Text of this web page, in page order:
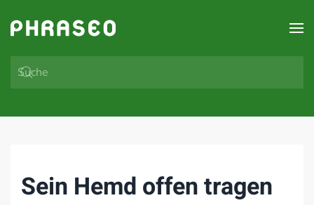
Zum Hauptinhalt springen
Sein Hemd offen tragen